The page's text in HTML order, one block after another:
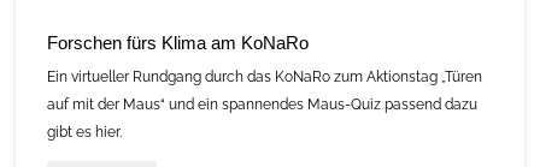
Forschen fürs Klima am KoNaRo
Ein virtueller Rundgang durch das KoNaRo zum Aktionstag „Türen
auf mit der Maus“ und ein spannendes Maus-Quiz passend dazu
gibt es hier.